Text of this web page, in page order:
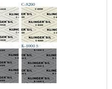
custo-
técnica
MAIS
TEFLON